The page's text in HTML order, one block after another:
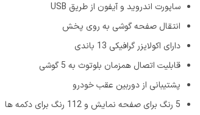
ساپورت اندروید و آیفون از طریق USB
انتقال صفحه گوشی به روی پخش
دارای اکولایزر گرافیکی 13 باندی
قابلیت اتصال همزمان بلوتوث به 5 گوشی
پشتیبانی از دوربین عقب خودرو
5 رنگ برای صفحه نمایش و 112 رنگ برای دکمه ها